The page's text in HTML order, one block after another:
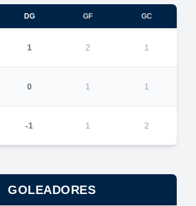
DG GF GC
1 2 1
0 1 1
-1 1 2
GOLEADORES